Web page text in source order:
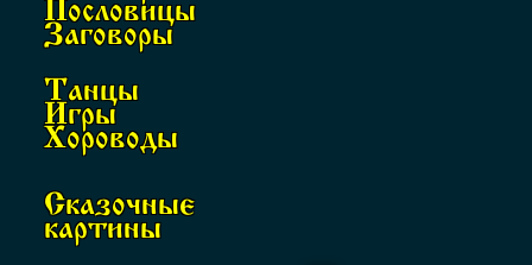
Пословицы
Заговоры
Танцы
Игры
Хороводы
Сказочные
картины